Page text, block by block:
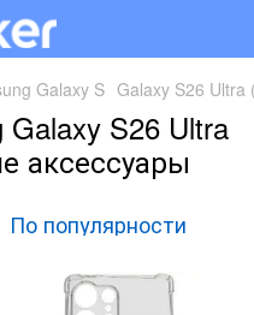
Galaxy S Galaxy S26 Ultra
S26 Ultra
аксессуары
По популярности